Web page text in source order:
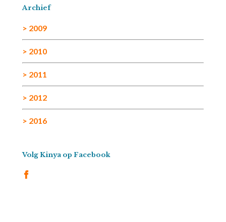
Archief
> 2009
> 2010
> 2011
> 2012
> 2016
Volg Kinya op Facebook